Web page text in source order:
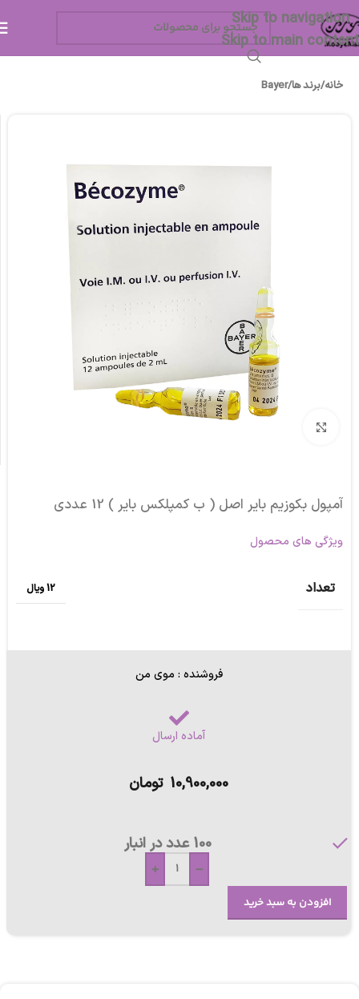
Skip to navigation
Skip to main content
خانه/برند ها/
Bayer
برای بزرگنمایی کلیک کنید
آمپول بکوزیم بایر اصل ( ب کمپلکس بایر ) 12 عددی
ویژگی های محصول
تعداد 12 ویال
فروشنده : موی من
آماده ارسال
10,900,000 تومان
100 عدد در انبار
-
+
افزودن به سبد خرید